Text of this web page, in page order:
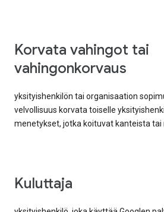
korvata vahingot tai
vahingonkorvaus
yksityishenkilön tai organisaation
velvollisuus korvata toiselle
menetykset, jotka koituvat kanteista
kuluttaja